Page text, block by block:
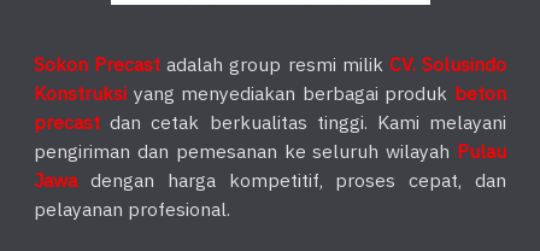
Sokon Precast adalah group resmi milik CV. Solusindo
Konstruksi yang menyediakan berbagai produk beton
precast dan cetak berkualitas tinggi. Kami melayani
pengiriman dan pemesanan ke seluruh wilayah Pulau
Jawadengan harga kompetitif, proses cepat, dan
pelayanan profesional.